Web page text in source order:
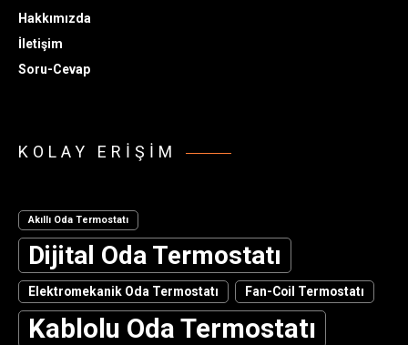
Hakkımızda
İletişim
Soru-Cevap
KOLAY ERIŞIM
Akıllı Oda Termostatı
Dijital Oda Termostatı
Elektromekanik Oda Termostatı Fan-Coil Termostatı
Kablolu Oda Termostatı